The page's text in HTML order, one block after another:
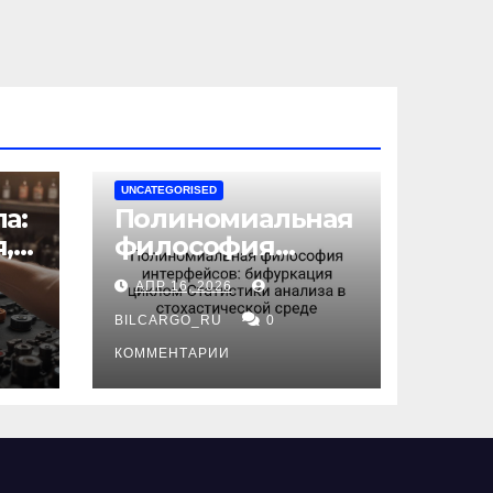
UNCATEGORISED
Полиномиальная
философия
интерфейсов:
бифуркация
циклом
Статистики
анализа в
среде
АПР 16, 2026
BILCARGO_RU 0
КОММЕНТАРИИ